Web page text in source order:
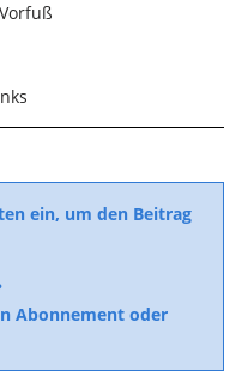
Vorfuß
ein, um den Beitrag
Abonnement oder